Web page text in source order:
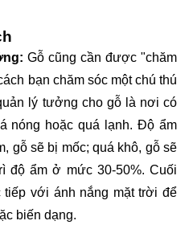
Gỗ cũng cần được "chăm
bạn chăm sóc một chú thú
lý tưởng cho gỗ là nơi có
nóng hoặc quá lạnh. Độ ẩm
gỗ sẽ bị mốc; quá khô, gỗ sẽ
độ ẩm ở mức 30-50%. Cuối
tiếp với ánh nắng mặt trời để
biến dạng.